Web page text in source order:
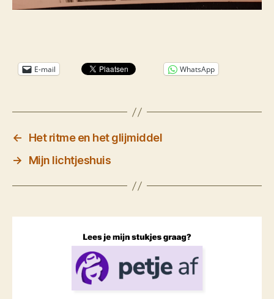
E-mail WhatsApp
←
Het ritme en het glijmiddel
→
Mijn lichtjeshuis